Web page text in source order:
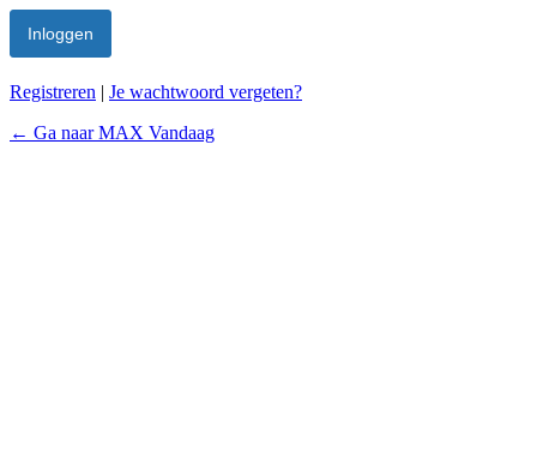
Registreren | Je wachtwoord vergeten?
← Ga naar MAX Vandaag